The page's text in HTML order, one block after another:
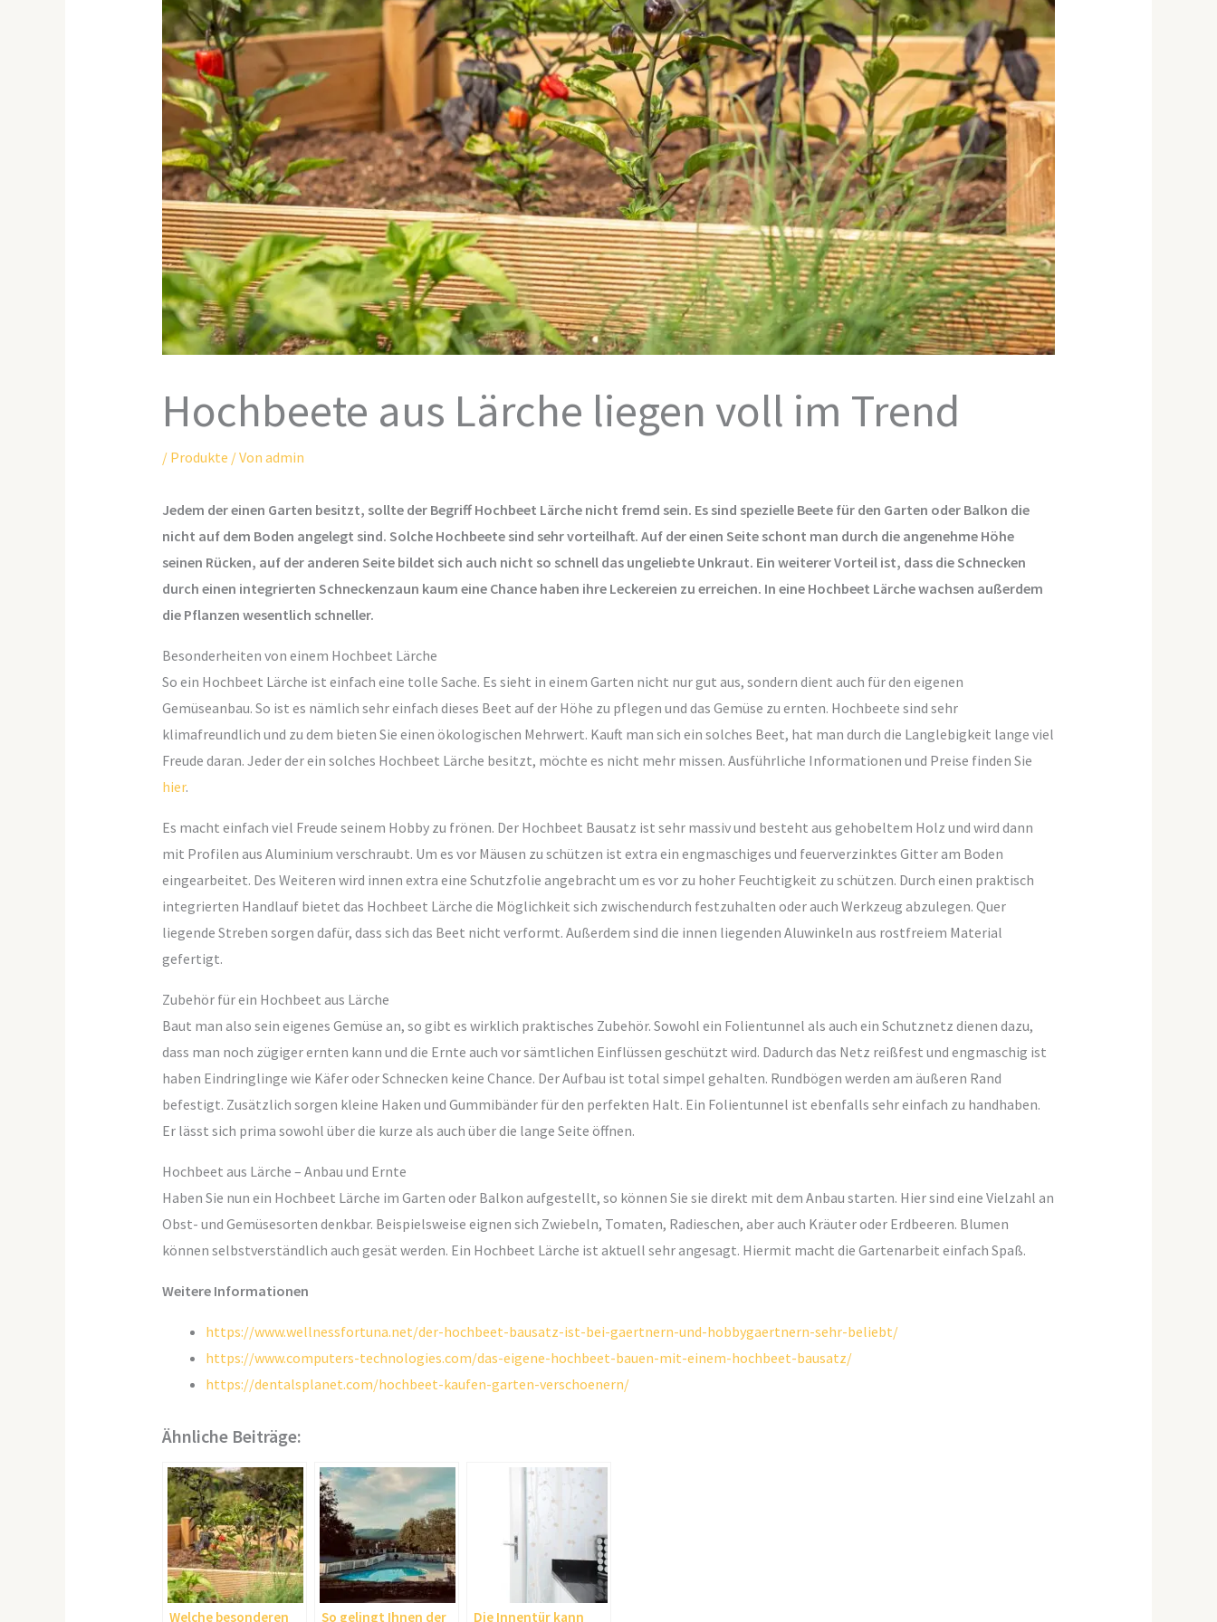
Hochbeete aus Lärche liegen voll im Trend
/ Produkte / Von admin
Jedem der einen Garten besitzt, sollte der Begriff Hochbeet Lärche nicht fremd sein. Es sind spezielle Beete für den Garten oder Balkon die
nicht auf dem Boden angelegt sind. Solche Hochbeete sind sehr vorteilhaft. Auf der einen Seite schont man durch die angenehme Höhe
seinen Rücken, auf der anderen Seite bildet sich auch nicht so schnell das ungeliebte Unkraut. Ein weiterer Vorteil ist, dass die Schnecken
durch einen integrierten Schneckenzaun kaum eine Chance haben ihre Leckereien zu erreichen. In eine Hochbeet Lärche wachsen außerdem
die Pflanzen wesentlich schneller.
Besonderheiten von einem Hochbeet Lärche
So ein Hochbeet Lärche ist einfach eine tolle Sache. Es sieht in einem Garten nicht nur gut aus, sondern dient auch für den eigenen
Gemüseanbau. So ist es nämlich sehr einfach dieses Beet auf der Höhe zu pflegen und das Gemüse zu ernten. Hochbeete sind sehr
klimafreundlich und zu dem bieten Sie einen ökologischen Mehrwert. Kauft man sich ein solches Beet, hat man durch die Langlebigkeit lange viel
Freude daran. Jeder der ein solches Hochbeet Lärche besitzt, möchte es nicht mehr missen. Ausführliche Informationen und Preise finden Sie
hier.
Es macht einfach viel Freude seinem Hobby zu frönen. Der Hochbeet Bausatz ist sehr massiv und besteht aus gehobeltem Holz und wird dann
mit Profilen aus Aluminium verschraubt. Um es vor Mäusen zu schützen ist extra ein engmaschiges und feuerverzinktes Gitter am Boden
eingearbeitet. Des Weiteren wird innen extra eine Schutzfolie angebracht um es vor zu hoher Feuchtigkeit zu schützen. Durch einen praktisch
integrierten Handlauf bietet das Hochbeet Lärche die Möglichkeit sich zwischendurch festzuhalten oder auch Werkzeug abzulegen. Quer
liegende Streben sorgen dafür, dass sich das Beet nicht verformt. Außerdem sind die innen liegenden Aluwinkeln aus rostfreiem Material
gefertigt.
Zubehör für ein Hochbeet aus Lärche
Baut man also sein eigenes Gemüse an, so gibt es wirklich praktisches Zubehör. Sowohl ein Folientunnel als auch ein Schutznetz dienen dazu,
dass man noch zügiger ernten kann und die Ernte auch vor sämtlichen Einflüssen geschützt wird. Dadurch das Netz reißfest und engmaschig ist
haben Eindringlinge wie Käfer oder Schnecken keine Chance. Der Aufbau ist total simpel gehalten. Rundbögen werden am äußeren Rand
befestigt. Zusätzlich sorgen kleine Haken und Gummibänder für den perfekten Halt. Ein Folientunnel ist ebenfalls sehr einfach zu handhaben.
Er lässt sich prima sowohl über die kurze als auch über die lange Seite öffnen.
Hochbeet aus Lärche – Anbau und Ernte
Haben Sie nun ein Hochbeet Lärche im Garten oder Balkon aufgestellt, so können Sie sie direkt mit dem Anbau starten. Hier sind eine Vielzahl an
Obst- und Gemüsesorten denkbar. Beispielsweise eignen sich Zwiebeln, Tomaten, Radieschen, aber auch Kräuter oder Erdbeeren. Blumen
können selbstverständlich auch gesät werden. Ein Hochbeet Lärche ist aktuell sehr angesagt. Hiermit macht die Gartenarbeit einfach Spaß.
Weitere Informationen
https://www.wellnessfortuna.net/der-hochbeet-bausatz-ist-bei-gaertnern-und-hobbygaertnern-sehr-beliebt/
https://www.computers-technologies.com/das-eigene-hochbeet-bauen-mit-einem-hochbeet-bausatz/
https://dentalsplanet.com/hochbeet-kaufen-garten-verschoenern/
Ähnliche Beiträge:
Welche besonderen So gelingt Ihnen der Die Innentür kann